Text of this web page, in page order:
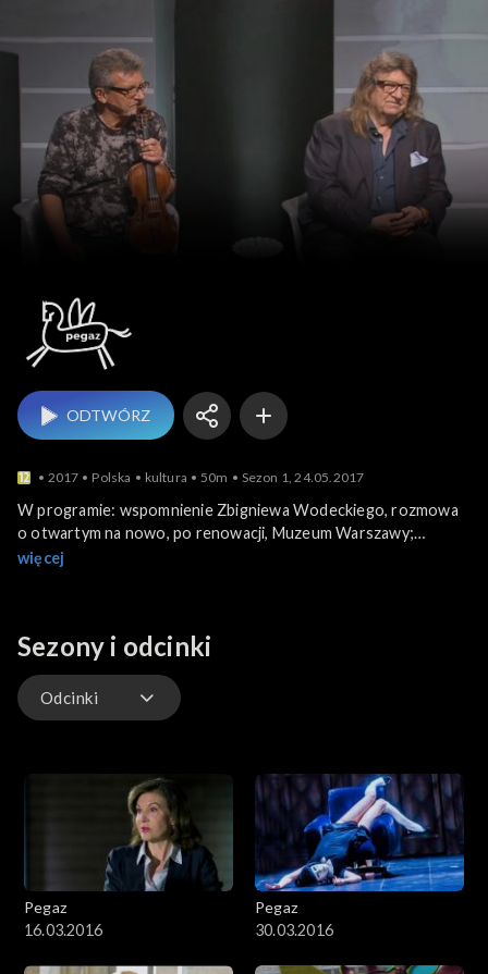
ODTWÓRZ
2017 Polska kultura 50m Sezon 1, 24.05.2017
W programie: wspomnienie Zbigniewa Wodeckiego, rozmowa
o otwartym na nowo, po renowacji, Muzeum Warszawy;
Krzysztof Varga opowiada o swojej najnowszej książce
więcej
Sezony i odcinki
Odcinki
Pegaz
16.03.2016
Pegaz
30.03.2016